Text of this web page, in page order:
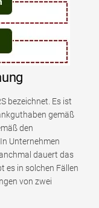
bezeichnet. Es ist
gemäß
den
Unternehmen
dauert das
es in solchen Fällen
von zwei